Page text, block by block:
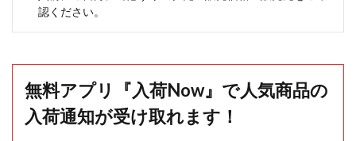
認ください。
無料アプリ『入荷Now』で人気商品の
入荷通知が受け取れます！